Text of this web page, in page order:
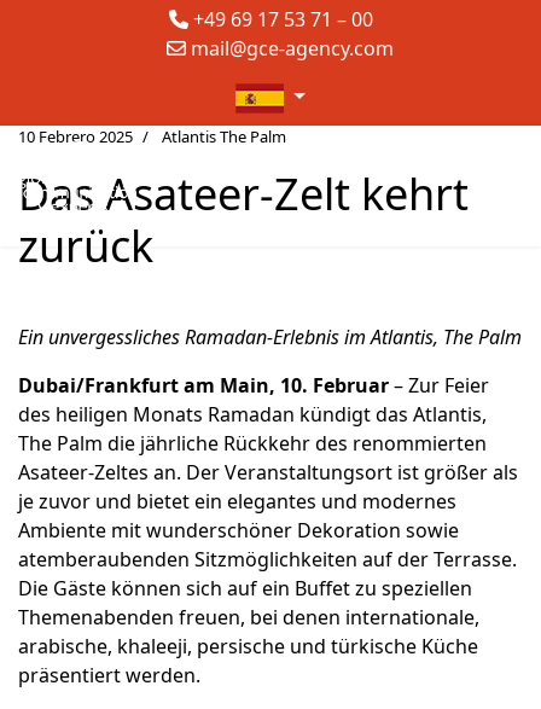
+49 69 17 53 71 – 00
mail@gce-agency.com
Seleccione su idioma
10 Febrero 2025 Atlantis The Palm
Das Asateer-Zelt kehrt
zurück
Ein unvergessliches Ramadan-Erlebnis im Atlantis, The Palm
Dubai/Frankfurt am Main, 10. Februar– Zur Feier
des heiligen Monats Ramadan kündigt das Atlantis,
The Palm die jährliche Rückkehr des renommierten
Asateer-Zeltes an. Der Veranstaltungsort ist größer als
je zuvor und bietet ein elegantes und modernes
Ambiente mit wunderschöner Dekoration sowie
atemberaubenden Sitzmöglichkeiten auf der Terrasse.
Die Gäste können sich auf ein Buffet zu speziellen
Themenabenden freuen, bei denen internationale,
arabische, khaleeji, persische und türkische Küche
präsentiert werden.